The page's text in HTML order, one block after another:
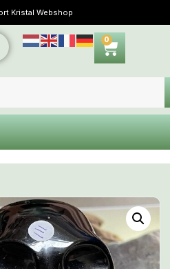
Kristal Webshop
0